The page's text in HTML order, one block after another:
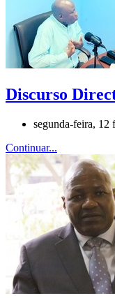
Discurso
segunda-feira, 12
Continuar...